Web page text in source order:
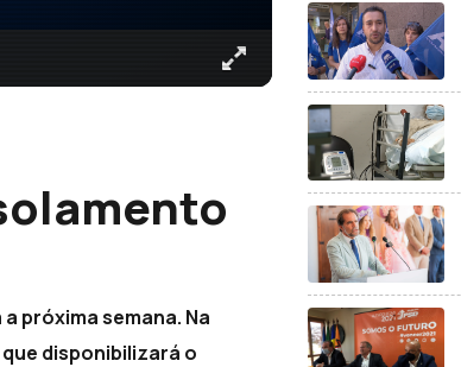
próxima semana. Na
disponibilizará o